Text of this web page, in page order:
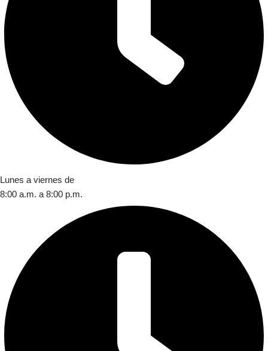
Lunes a viernes de
8:00 a.m. a 8:00 p.m.